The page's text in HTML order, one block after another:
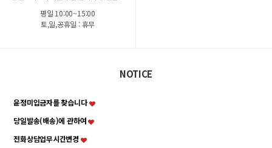
평일 10:00~15:00
토,일,공휴일 : 휴무
NOTICE
윤정미입금자를 찾습니다
당일발송(배송)에 관하여
전화상담업무시간변경